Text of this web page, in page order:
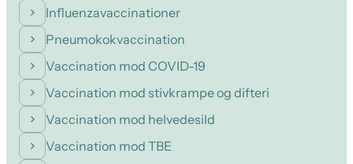
Influenzavaccinationer
Pneumokokvaccination
Vaccination mod COVID-19
Vaccination mod stivkrampe og difteri
Vaccination mod helvedesild
Vaccination mod TBE